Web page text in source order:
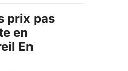
prix pas
en
En